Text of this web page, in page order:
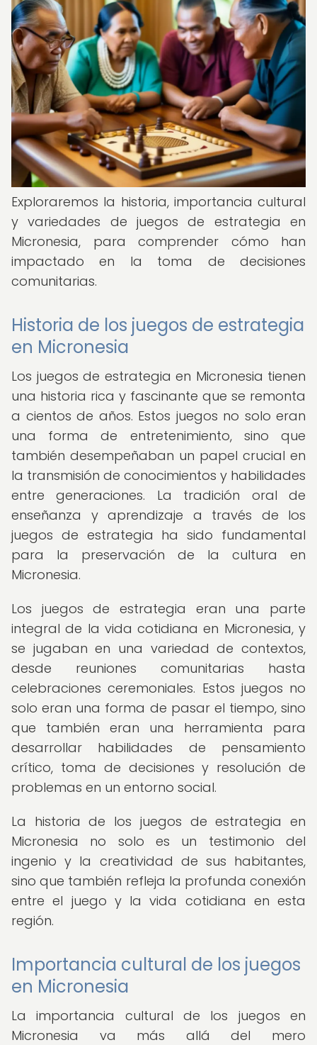
Exploraremos la historia, importancia cultural
y variedades de juegos de estrategia en
Micronesia, para comprender cómo han
impactado en la toma de decisiones
comunitarias.
Historia de los juegos de estrategia
en Micronesia
Los juegos de estrategia en Micronesia tienen
una historia rica y fascinante que se remonta
a cientos de años. Estos juegos no solo eran
una forma de entretenimiento, sino que
también desempeñaban un papel crucial en
la transmisión de conocimientos y habilidades
entre generaciones. La tradición oral de
enseñanza y aprendizaje a través de los
juegos de estrategia ha sido fundamental
para la preservación de la cultura en
Micronesia.
Los juegos de estrategia eran una parte
integral de la vida cotidiana en Micronesia, y
se jugaban en una variedad de contextos,
desde reuniones comunitarias hasta
celebraciones ceremoniales. Estos juegos no
solo eran una forma de pasar el tiempo, sino
que también eran una herramienta para
desarrollar habilidades de pensamiento
crítico, toma de decisiones y resolución de
problemas en un entorno social.
La historia de los juegos de estrategia en
Micronesia no solo es un testimonio del
ingenio y la creatividad de sus habitantes,
sino que también refleja la profunda conexión
entre el juego y la vida cotidiana en esta
región.
Importancia cultural de los juegos
en Micronesia
La importancia cultural de los juegos en
Micronesia va más allá del mero